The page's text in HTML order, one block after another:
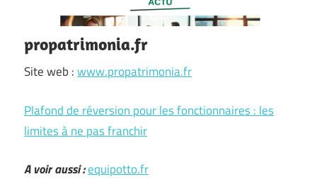
propatrimonia.fr
Site web :www.propatrimonia.fr
Plafond de réversion pour les fonctionnaires : les
limites à ne pas franchir
A voir aussi :equipotto.fr